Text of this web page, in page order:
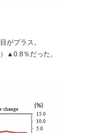
がプラス。
▲0.8％だった。